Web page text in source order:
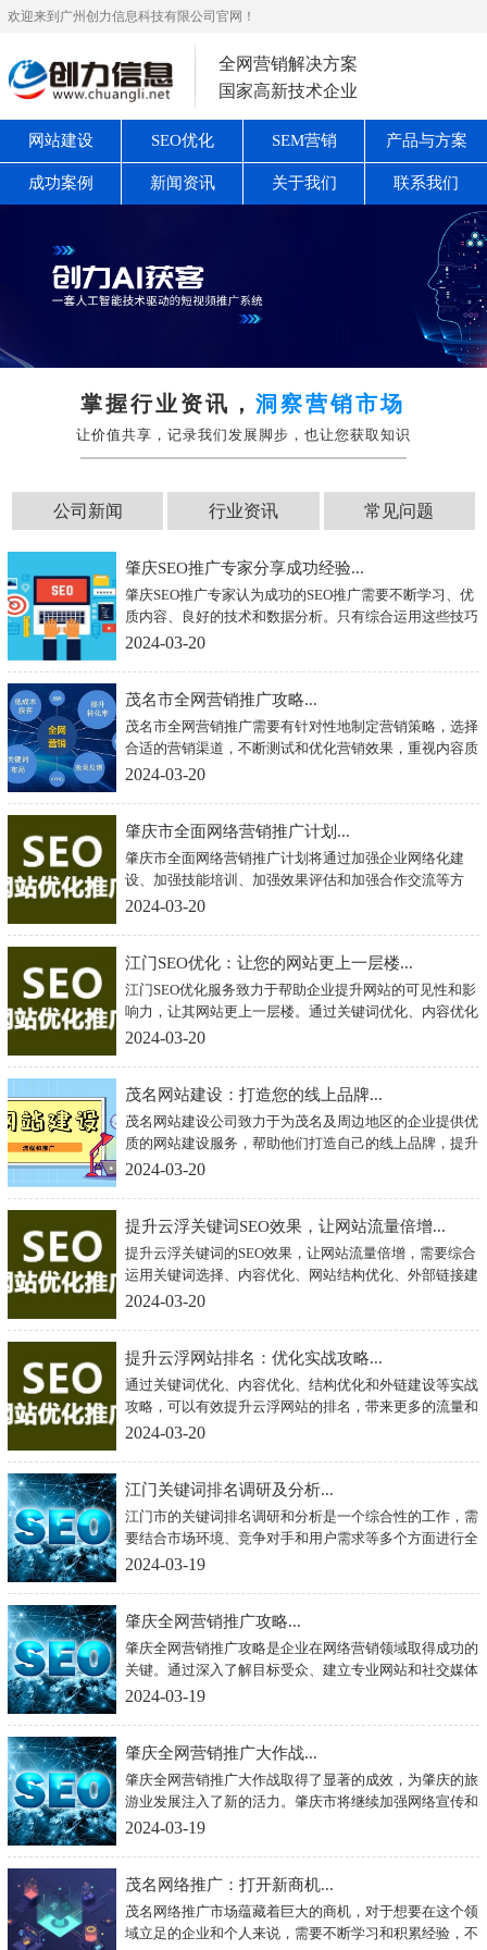
欢迎来到广州创力信息科技有限公司官网！
全网营销解决方案
国家高新技术企业
网站建设 SEO优化 SEM营销 产品与方案
成功案例 新闻资讯 关于我们 联系我们
掌握行业资讯，洞察营销市场
让价值共享，记录我们发展脚步，也让您获取知识
公司新闻 行业资讯 常见问题
肇庆SEO推广专家分享成功经验...
肇庆SEO推广专家认为成功的SEO推广需要不断学习、优
质内容、良好的技术和数据分析。只有综合运用这些技巧
和经验，才能提升网站的排名，吸引更多的用户，实现网
2024-03-20
茂名市全网营销推广攻略...
茂名市全网营销推广需要有针对性地制定营销策略，选择
合适的营销渠道，不断测试和优化营销效果，重视内容质
量和创意，才能在激烈的市场竞争中脱颖而出，取得成
2024-03-20
肇庆市全面网络营销推广计划...
肇庆市全面网络营销推广计划将通过加强企业网络化建
设、加强技能培训、加强效果评估和加强合作交流等方
式，推动企业网络营销水平的提升，促进肇庆市经济的健
2024-03-20
江门SEO优化：让您的网站更上一层楼...
江门SEO优化服务致力于帮助企业提升网站的可见性和影
响力，让其网站更上一层楼。通过关键词优化、内容优化
和外部链接建设等方式，提升网站在搜索引擎中的排名，
多商机！
2024-03-20
茂名网站建设：打造您的线上品牌...
茂名网站建设公司致力于为茂名及周边地区的企业提供优
质的网站建设服务，帮助他们打造自己的线上品牌，提升
企业形象和竞争力。相信通过茂名网站建设公司的努力和
2024-03-20
提升云浮关键词SEO效果，让网站流量倍增...
提升云浮关键词的SEO效果，让网站流量倍增，需要综合
运用关键词选择、内容优化、网站结构优化、外部链接建
设和数据分析等方法。只有不断努力和改进，才能让云浮
2024-03-20
提升云浮网站排名：优化实战攻略...
通过关键词优化、内容优化、结构优化和外链建设等实战
攻略，可以有效提升云浮网站的排名，带来更多的流量和
曝光，提高品牌知名度和销售额。同时，要持续关注搜索
2024-03-20
江门关键词排名调研及分析...
江门市的关键词排名调研和分析是一个综合性的工作，需
要结合市场环境、竞争对手和用户需求等多个方面进行全
面考虑。只有在深入研究和分析的基础上，我们才能找到
2024-03-19
肇庆全网营销推广攻略...
肇庆全网营销推广攻略是企业在网络营销领域取得成功的
关键。通过深入了解目标受众、建立专业网站和社交媒体
平台、注重内容创意以及数据分析和优化，企业可以在网
功。
2024-03-19
肇庆全网营销推广大作战...
肇庆全网营销推广大作战取得了显著的成效，为肇庆的旅
游业发展注入了新的活力。肇庆市将继续加强网络宣传和
市场推广，不断创新推出更多有吸引力的旅游产品和服
2024-03-19
茂名网络推广：打开新商机...
茂名网络推广市场蕴藏着巨大的商机，对于想要在这个领
域立足的企业和个人来说，需要不断学习和积累经验，不